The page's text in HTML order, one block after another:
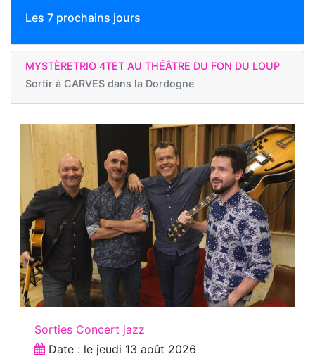
Les 7 prochains jours
MYSTÈRETRIO 4TET AU THÉÂTRE DU FON DU LOUP
Sortir à CARVES dans la Dordogne
Sorties Concert jazz
Date : le jeudi 13 août 2026